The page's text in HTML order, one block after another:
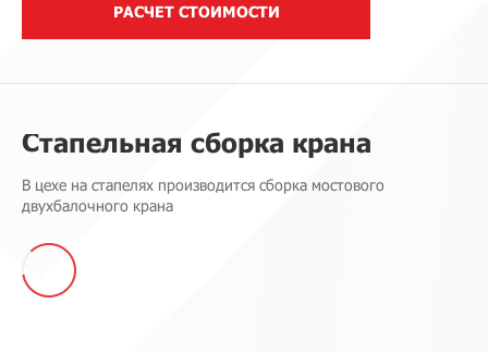
РАСЧЕТ СТОИМОСТИ
Стапельная сборка крана
В цехе на стапелях производится сборка мостового
двухбалочного крана